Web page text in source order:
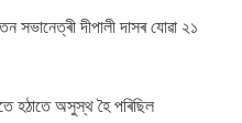
সভানেত্ৰী দীপালী দাসৰ যােৱা ২১
হঠাতে অসুস্থ হৈ পৰিছিল